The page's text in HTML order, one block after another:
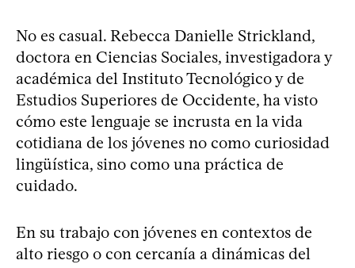
No es casual. Rebecca Danielle Strickland,
doctora en Ciencias Sociales, investigadora y
académica del Instituto Tecnológico y de
Estudios Superiores de Occidente, ha visto
cómo este lenguaje se incrusta en la vida
cotidiana de los jóvenes no como curiosidad
lingüística, sino como una práctica de
cuidado.
En su trabajo con jóvenes en contextos de
alto riesgo o con cercanía a dinámicas del